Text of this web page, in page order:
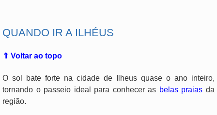
QUANDO IR A ILHÉUS
⇑ Voltar ao topo
O sol bate forte na cidade de Ilheus quase o ano inteiro,
tornando o passeio ideal para conhecer as belas praias da
região.